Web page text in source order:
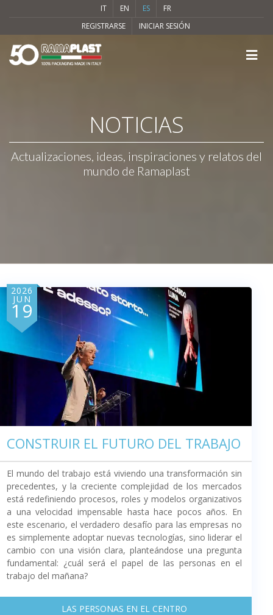
IT EN ES
FR
REGISTRARSE
INICIAR SESIÓN
NOTICIAS
Actualizaciones, ideas, inspiraciones y relatos del
mundo de Ramaplast
2026
JUN
19
CONSTRUIR EL FUTURO DEL TRABAJO
El mundo del trabajo está viviendo una transformación sin
precedentes, y la creciente complejidad de los mercados
está redefiniendo procesos, roles y modelos organizativos
a una velocidad impensable hasta hace pocos años. En
este escenario, el verdadero desafío para las empresas no
es simplemente adoptar nuevas tecnologías, sino liderar el
cambio con una visión clara, planteándose una pregunta
fundamental: ¿cuál será el papel de las personas en el
trabajo del mañana?
LAS PERSONAS EN EL CENTRO